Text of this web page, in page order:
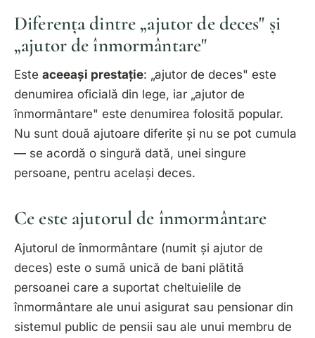
Diferența dintre „ajutor de deces" și
„ajutor de înmormântare"
Este aceeași prestație: „ajutor de deces" este
denumirea oficială din lege, iar „ajutor de
înmormântare" este denumirea folosită popular.
Nu sunt două ajutoare diferite și nu se pot cumula
— se acordă o singură dată, unei singure
persoane, pentru același deces.
Ce este ajutorul de înmormântare
Ajutorul de înmormântare (numit și ajutor de
deces) este o sumă unică de bani plătită
persoanei care a suportat cheltuielile de
înmormântare ale unui asigurat sau pensionar din
sistemul public de pensii sau ale unui membru de